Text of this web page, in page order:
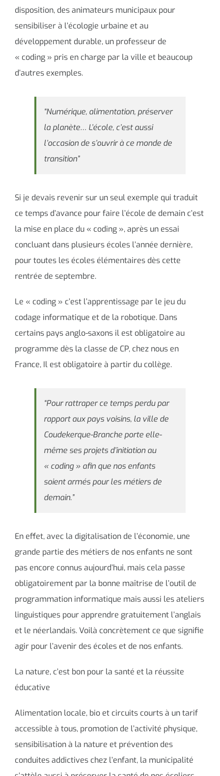
disposition, des animateurs municipaux pour
sensibiliser à l’écologie urbaine et au
développement durable, un professeur de
« coding » pris en charge par la ville et beaucoup
d’autres exemples.
“Numérique, alimentation, préserver
la planète… L’école, c’est aussi
l’occasion de s’ouvrir à ce monde de
transition”
Si je devais revenir sur un seul exemple qui traduit
ce temps d’avance pour faire l’école de demain c’est
la mise en place du « coding », après un essai
concluant dans plusieurs écoles l’année dernière,
pour toutes les écoles élémentaires dès cette
rentrée de septembre.
Le « coding » c’est l’apprentissage par le jeu du
codage informatique et de la robotique. Dans
certains pays anglo-saxons il est obligatoire au
programme dès la classe de CP, chez nous en
France, Il est obligatoire à partir du collège.
“Pour rattraper ce temps perdu par
rapport aux pays voisins, la ville de
Coudekerque-Branche porte elle-
même ses projets d’initiation au
« coding » afin que nos enfants
soient armés pour les métiers de
demain.”
En effet, avec la digitalisation de l’économie, une
grande partie des métiers de nos enfants ne sont
pas encore connus aujourd’hui, mais cela passe
obligatoirement par la bonne maîtrise de l’outil de
programmation informatique mais aussi les ateliers
linguistiques pour apprendre gratuitement l’anglais
et le néerlandais. Voilà concrètement ce que signifie
agir pour l’avenir des écoles et de nos enfants.
La nature, c’est bon pour la santé et la réussite
éducative
Alimentation locale, bio et circuits courts à un tarif
accessible à tous, promotion de l’activité physique,
sensibilisation à la nature et prévention des
conduites addictives chez l’enfant, la municipalité